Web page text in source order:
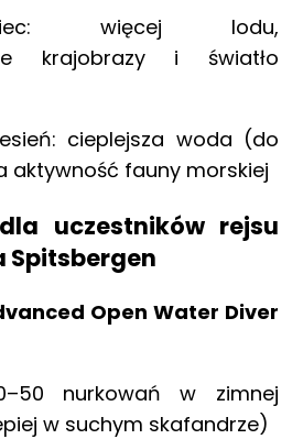
O nas
Galeria
Blog
DAN
Kontakt
więcej lodu,
krajobrazy i światło
cieplejsza woda (do
aktywność fauny morskiej
uczestników rejsu
Spitsbergen
Open Water Diver
nurkowań w zimnej
w suchym skafandrze)